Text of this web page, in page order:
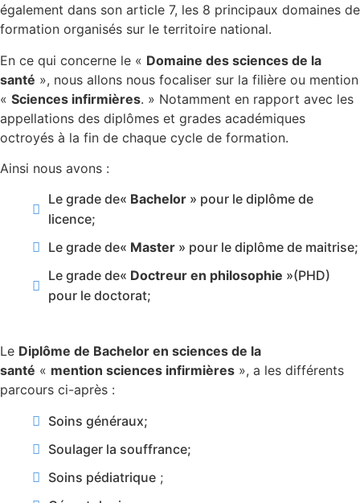
également dans son article 7, les 8 principaux domaines de
formation organisés sur le territoire national.
En ce qui concerne le « Domaine des sciences de la
santé », nous allons nous focaliser sur la filière ou mention
« Sciences infirmières. » Notamment en rapport avec les
appellations des diplômes et grades académiques
octroyés à la fin de chaque cycle de formation.
Ainsi nous avons :
Le grade de« Bachelor » pour le diplôme de
licence;
Le grade de« Master » pour le diplôme de maitrise;
Le grade de« Doctreur en philosophie »(PHD)
pour le doctorat;
Le Diplôme de Bachelor en sciences de la
santé « mention sciences infirmières », a les différents
parcours ci-après :
Soins généraux;
Soulager la souffrance;
Soins pédiatrique ;